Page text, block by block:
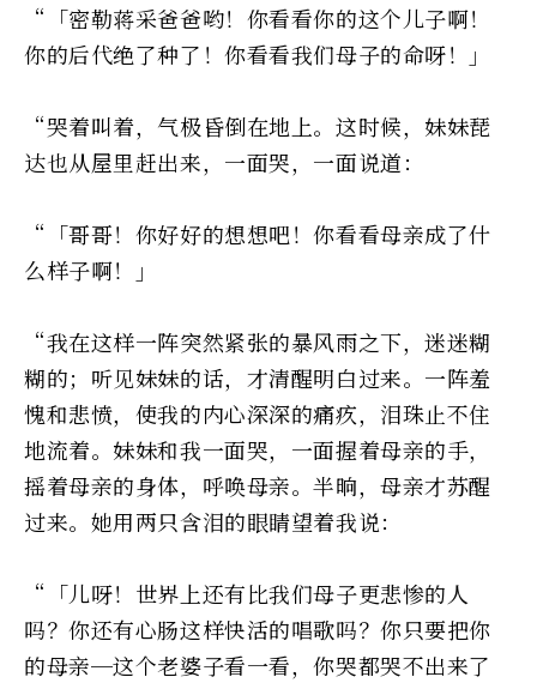
“「密勒蒋采爸爸哟！你看看你的这个儿子啊！
你的后代绝了种了！你看看我们母子的命呀！」
“哭着叫着，气极昏倒在地上。这时候，妹妹琵
达也从屋里赶出来，一面哭，一面说道：
“「哥哥！你好好的想想吧！你看看母亲成了什
么样子啊！」
“我在这样一阵突然紧张的暴风雨之下，迷迷糊
糊的；听见妹妹的话，才清醒明白过来。一阵羞
愧和悲愤，使我的内心深深的痛疚，泪珠止不住
地流着。妹妹和我一面哭，一面握着母亲的手，
摇着母亲的身体，呼唤母亲。半晌，母亲才苏醒
过来。她用两只含泪的眼睛望着我说：
“「儿呀！世界上还有比我们母子更悲惨的人
吗？你还有心肠这样快活的唱歌吗？你只要把你
的母亲─这个老婆子看一看，你哭都哭不出来了